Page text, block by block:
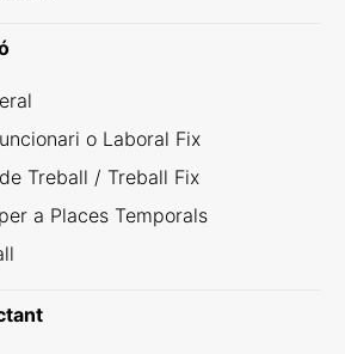
o Laboral Fix
Treball / Treball Fix
a Places Temporals